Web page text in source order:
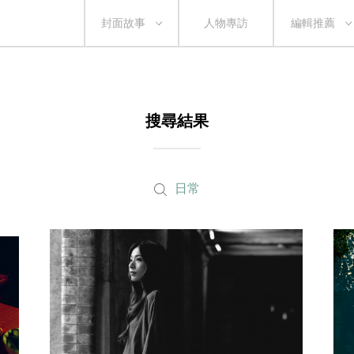
封面故事 人物專訪 編輯推薦
搜尋結果
日常